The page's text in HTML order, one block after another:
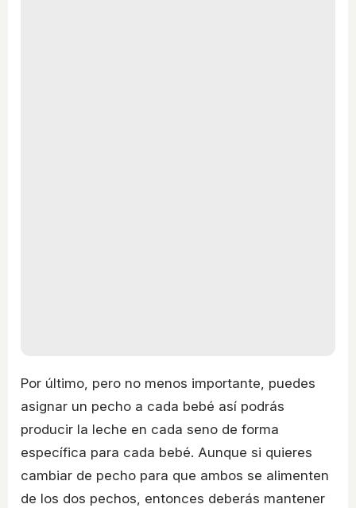
Por último, pero no menos importante, puedes
asignar un pecho a cada bebé así podrás
producir la leche en cada seno de forma
específica para cada bebé. Aunque si quieres
cambiar de pecho para que ambos se alimenten
de los dos pechos, entonces deberás mantener